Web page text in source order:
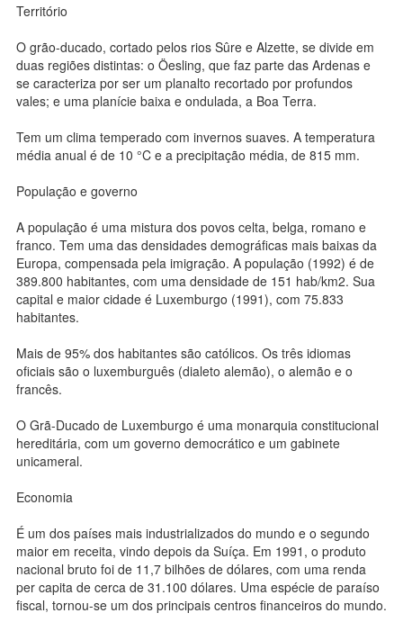
Território
O grão-ducado, cortado pelos rios Sûre e Alzette, se divide em
duas regiões distintas: o Öesling, que faz parte das Ardenas e
se caracteriza por ser um planalto recortado por profundos
vales; e uma planície baixa e ondulada, a Boa Terra.
Tem um clima temperado com invernos suaves. A temperatura
média anual é de 10 °C e a precipitação média, de 815 mm.
População e governo
A população é uma mistura dos povos celta, belga, romano e
franco. Tem uma das densidades demográficas mais baixas da
Europa, compensada pela imigração. A população (1992) é de
389.800 habitantes, com uma densidade de 151 hab/km2. Sua
capital e maior cidade é Luxemburgo (1991), com 75.833
habitantes.
Mais de 95% dos habitantes são católicos. Os três idiomas
oficiais são o luxemburguês (dialeto alemão), o alemão e o
francês.
O Grã-Ducado de Luxemburgo é uma monarquia constitucional
hereditária, com um governo democrático e um gabinete
unicameral.
Economia
É um dos países mais industrializados do mundo e o segundo
maior em receita, vindo depois da Suíça. Em 1991, o produto
nacional bruto foi de 11,7 bilhões de dólares, com uma renda
per capita de cerca de 31.100 dólares. Uma espécie de paraíso
fiscal, tornou-se um dos principais centros financeiros do mundo.